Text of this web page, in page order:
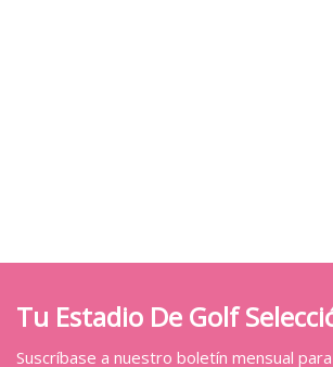
Tu Estadio De Golf
Suscríbase a nuestro boletín mensual